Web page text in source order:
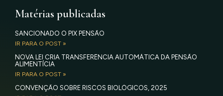
Matérias publicadas
SANCIONADO O PIX PENSÃO
IR PARA O POST »
NOVA LEI CRIA TRANSFERÊNCIA AUTOMÁTICA DA PENSÃO
ALIMENTÍCIA
IR PARA O POST »
CONVENÇÃO SOBRE RISCOS BIOLÓGICOS, 2025